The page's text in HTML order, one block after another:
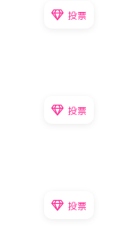
投票
投票
投票